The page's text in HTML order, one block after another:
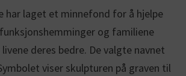
har laget et minnefond for å hjelpe
og familiene
deres bedre. De valgte navnet
viser skulpturen på graven til